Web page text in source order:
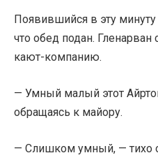
Появившийся в эту
что обед подан. Гленарван
кают-компанию.
— Умный малый этот
обращаясь к майору.
— Слишком умный, — тихо